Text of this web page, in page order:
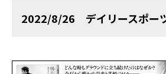
2022/8/26 デイリースポー